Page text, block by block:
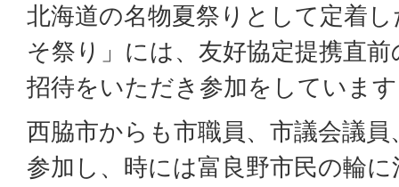
北海道の名物夏祭りとして定着
そ祭り」には、友好協定提携直
招待をいただき参加をしていま
西脇市からも市職員、市議会議
参加し、時には富良野市民の輪